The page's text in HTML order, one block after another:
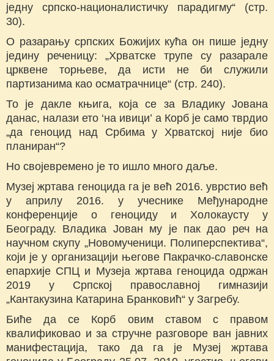
једну српско-националистичку парадигму“ (стр.
30).
О разарању српских Божијих кућа он пише једну
једину реченицу: „Хрватске трупе су разарале
црквене торњеве, да исти не би служили
партизанима као осматрачнице“ (стр. 240).
То је дакле књига, која се за Владику Јована
данас, налази ето ‘на ивици’ а Корб је само тврдио
„да геноцид над Србима у Хрватској није био
планиран“?
Но својевремено је то ишло много даље.
Музеј жртава геноцида га је већ 2016. уврстио већ
у априлу 2016. у учеснике Међународне
конференције о геноциду и Холокаусту у
Београду. Владика Јован му је пак дао реч на
научном скупу „Новомученици. Полиперспектива“,
који је у организацији његове Пакрачко-славонске
епархије СПЦ и Музеја жртава геноцида одржан
2019 у Српској православној гимназији
„Кантакузина Катарина Бранковић“ у Загребу.
Биће да се Корб овим ставом с правом
квалификовао и за стручне разговоре ван јавних
манифестација, тако да га је Музеј жртава